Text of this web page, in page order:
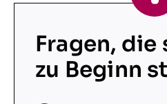
Fragen, die
zu Beginn